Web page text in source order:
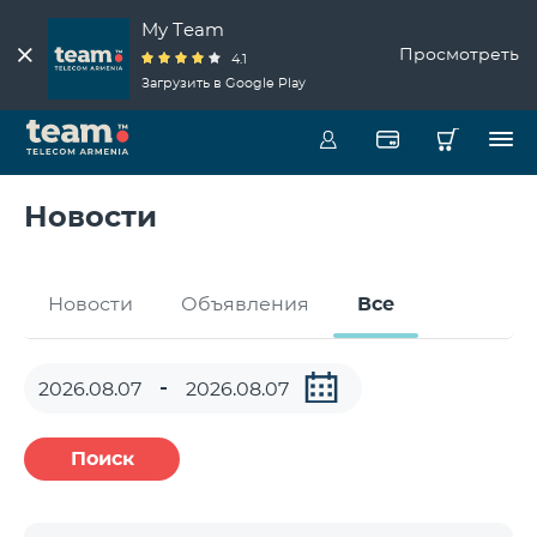
My Team
4.1
Загрузить в Google Play
Просмотреть
Новости
Новости Объявления Все
Поиск